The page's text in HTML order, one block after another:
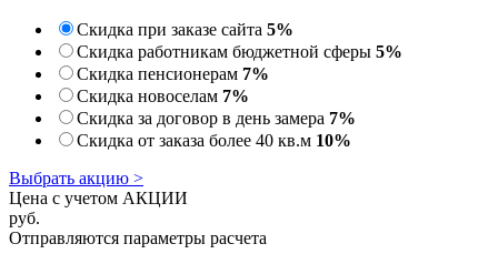
Скидка при заказе сайта 5%
Скидка работникам бюджетной сферы 5%
Скидка пенсионерам 7%
Скидка новоселам 7%
Скидка за договор в день замера 7%
Скидка от заказа более 40 кв.м 10%
Выбрать акцию >
Цена с учетом АКЦИИ
руб.
Отправляются параметры расчета